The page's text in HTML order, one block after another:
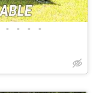
• • • •